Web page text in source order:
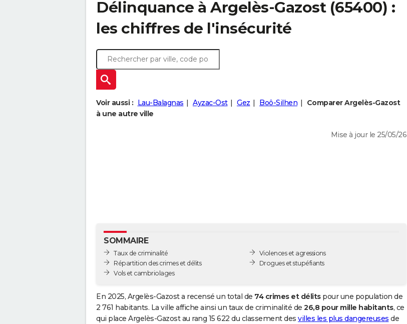
Délinquance à Argelès-Gazost(65400) :
les chiffres de l'insécurité
Voir aussi : Lau-Balagnas Ayzac-Ost Gez Boô-Silhen
Comparer Argelès-Gazost
à une autre ville
Mise à jour le 25/05/26
SOMMAIRE
Taux de criminalité
Répartition des crimes et délits
Vols et cambriolages
Violences et agressions
Drogues et stupéfiants
En 2025, Argelès-Gazost a recensé un total de 74 crimes et délitspour une population de
2 761 habitants. La ville affiche ainsi un taux de criminalité de 26,8 pour mille habitants, ce
qui place Argelès-Gazost au rang 15 622 du classement des villes les plus dangereuses de